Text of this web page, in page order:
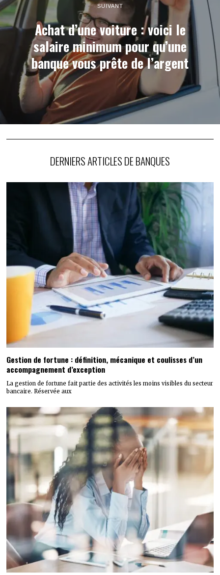
SUIVANT
Achat d’une voiture : voici le
salaire minimum pour qu’une
banque vous prête de l’argent
DERNIERS ARTICLES DE BANQUES
Gestion de fortune : définition, mécanique et coulisses d’un
accompagnement d’exception
La gestion de fortune fait partie des activités les moins visibles du secteur
bancaire. Réservée aux